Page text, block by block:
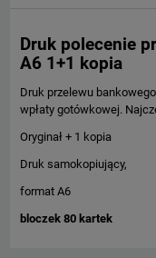
Druk polecenie
A6 1+1 kopia
Druk przelewu
wpłaty gotówkowej.
Oryginał + 1 kopia
Druk samokopiujący,
format A6
bloczek 80 kartek